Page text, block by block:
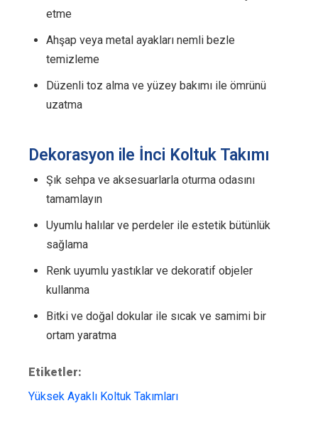
etme
Ahşap veya metal ayakları nemli bezle
temizleme
Düzenli toz alma ve yüzey bakımı ile ömrünü
uzatma
Dekorasyon ile İnci Koltuk Takımı
Şık sehpa ve aksesuarlarla oturma odasını
tamamlayın
Uyumlu halılar ve perdeler ile estetik bütünlük
sağlama
Renk uyumlu yastıklar ve dekoratif objeler
kullanma
Bitki ve doğal dokular ile sıcak ve samimi bir
ortam yaratma
Etiketler:
Yüksek Ayaklı Koltuk Takımları